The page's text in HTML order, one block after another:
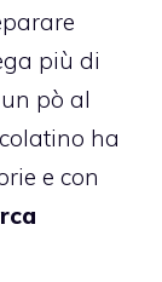
più di
pò al
ha
e con